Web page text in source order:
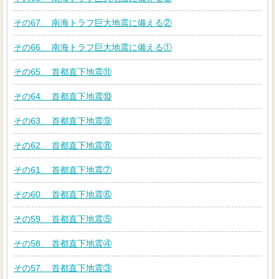
その67. 南海トラフ巨大地震に備える②
その66. 南海トラフ巨大地震に備える①
その65. 首都直下地震⑪
その64. 首都直下地震⑩
その63. 首都直下地震⑨
その62. 首都直下地震⑧
その61. 首都直下地震⑦
その60. 首都直下地震⑥
その59. 首都直下地震⑤
その58. 首都直下地震④
その57. 首都直下地震③